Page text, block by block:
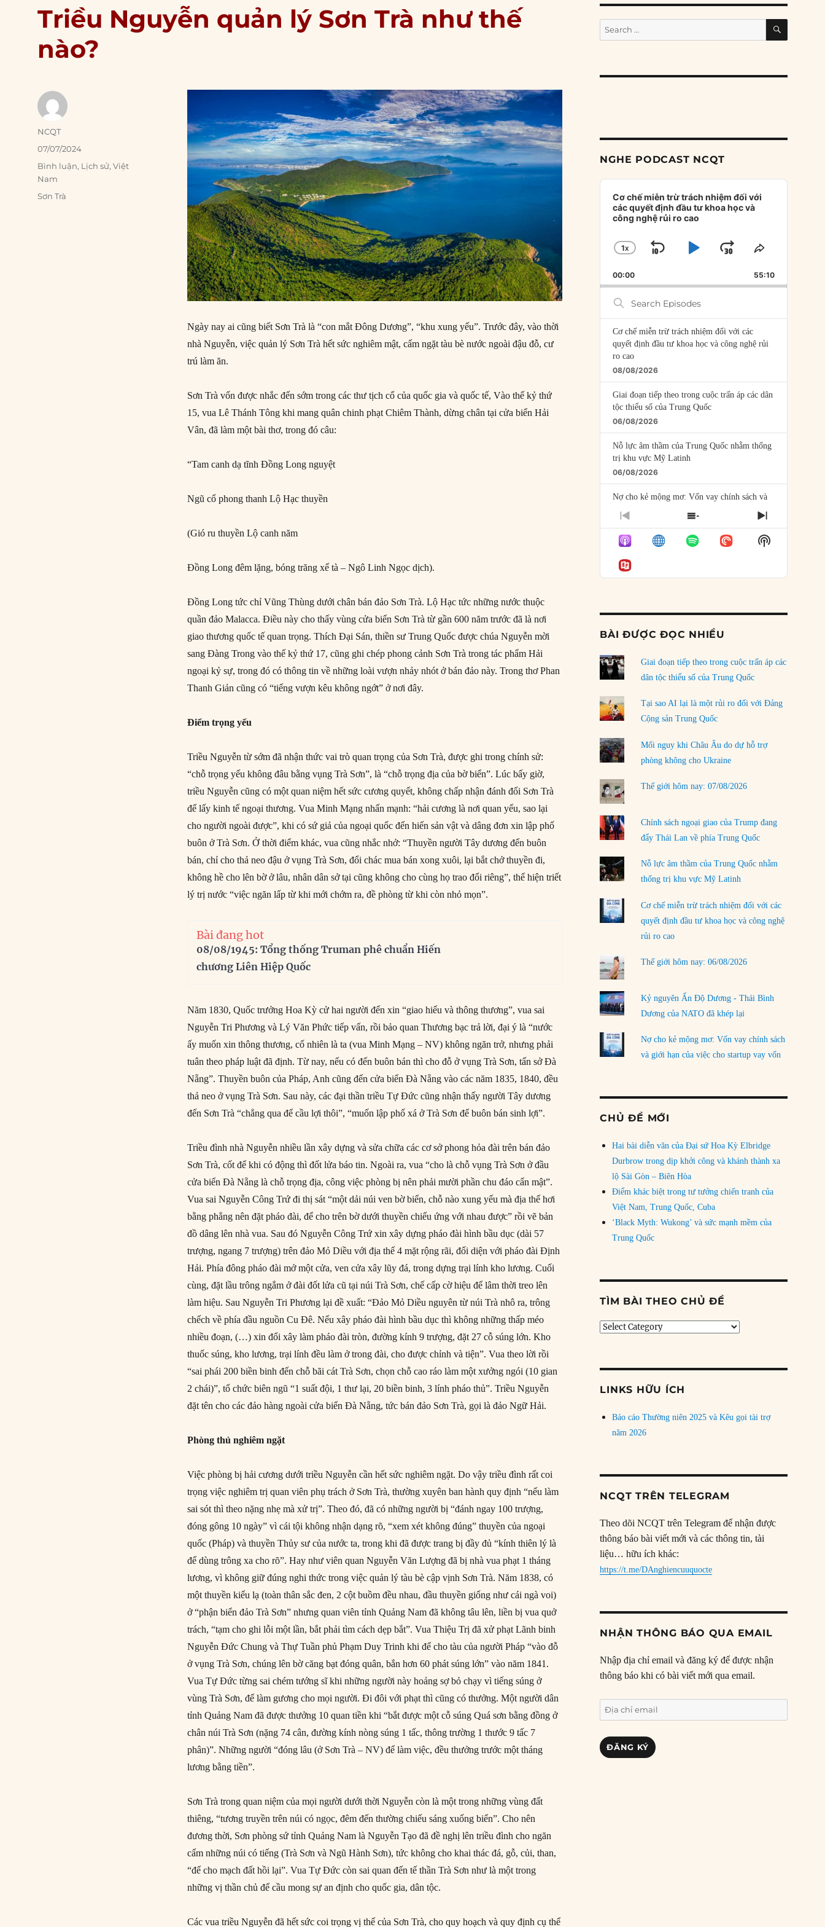
Triều Nguyễn quản lý Sơn Trà như thế
nào?
Ngày nay ai cũng biết Sơn Trà là “con mắt Đông Dương”, “khu xung yếu”. Trước đây, vào thời
nhà Nguyễn, việc quản lý Sơn Trà hết sức nghiêm mật, cấm ngặt tàu bè nước ngoài đậu đỗ, cư
trú làm ăn.
Sơn Trà vốn được nhắc đến sớm trong các thư tịch cổ của quốc gia và quốc tế, Vào thế kỷ thứ
15, vua Lê Thánh Tông khi mang quân chinh phạt Chiêm Thành, dừng chân tại cửa biển Hải
Vân, đã làm một bài thơ, trong đó câu:
“Tam canh dạ tĩnh Đồng Long nguyệt
Ngũ cổ phong thanh Lộ Hạc thuyền
(Gió ru thuyền Lộ canh năm
Đồng Long đêm lặng, bóng trăng xế tà – Ngô Linh Ngọc dịch).
Đồng Long tức chỉ Vũng Thùng dưới chân bán đảo Sơn Trà. Lộ Hạc tức những nước thuộc
quần đảo Malacca. Điều này cho thấy vùng cửa biển Sơn Trà từ gần 600 năm trước đã là nơi
giao thương quốc tế quan trọng. Thích Đại Sán, thiền sư Trung Quốc được chúa Nguyễn mời
sang Đàng Trong vào thế kỷ thứ 17, cũng ghi chép phong cảnh Sơn Trà trong tác phẩm Hải
ngoại kỷ sự, trong đó có thông tin về những loài vượn nhảy nhót ở bán đảo này. Trong thơ Phan
Thanh Giản cũng có “tiếng vượn kêu không ngớt” ở nơi đây.
Điểm trọng yếu
Triều Nguyễn từ sớm đã nhận thức vai trò quan trọng của Sơn Trà, được ghi trong chính sử:
“chỗ trọng yếu không đâu bằng vụng Trà Sơn”, là “chỗ trọng địa của bờ biển”. Lúc bấy giờ,
triều Nguyễn cũng có một quan niệm hết sức cương quyết, không chấp nhận đánh đổi Sơn Trà
để lấy kinh tế ngoại thương. Vua Minh Mạng nhấn mạnh: “hải cương là nơi quan yếu, sao lại
cho người ngoài được”, khi có sứ giả của ngoại quốc đến hiến sản vật và dâng đơn xin lập phố
buôn ở Trà Sơn. Ở thời điểm khác, vua cũng nhắc nhở: “Thuyền người Tây dương đến buôn
bán, chỉ cho thả neo đậu ở vụng Trà Sơn, đổi chác mua bán xong xuôi, lại bắt chở thuyền đi,
không hề cho lên bờ ở lâu, nhân dân sở tại cũng không cho cùng họ trao đổi riêng”, thể hiện triết
lý trị nước “việc ngăn lấp từ khi mới chớm ra, đề phòng từ khi còn nhỏ mọn”.
Bài đang hot
08/08/1945: Tổng thống Truman phê chuẩn Hiến
chương Liên Hiệp Quốc
Năm 1830, Quốc trưởng Hoa Kỳ cử hai người đến xin “giao hiếu và thông thương”, vua sai
Nguyễn Tri Phương và Lý Văn Phức tiếp vấn, rồi bảo quan Thương bạc trả lời, đại ý là “nước
ấy muốn xin thông thương, cố nhiên là ta (vua Minh Mạng – NV) không ngăn trở, nhưng phải
tuân theo pháp luật đã định. Từ nay, nếu có đến buôn bán thì cho đỗ ở vụng Trà Sơn, tấn sở Đà
Nẵng”. Thuyền buôn của Pháp, Anh cũng đến cửa biển Đà Nẵng vào các năm 1835, 1840, đều
thả neo ở vụng Trà Sơn. Sau này, các đại thần triều Tự Đức cũng nhận thấy người Tây dương
đến Sơn Trà “chẳng qua để cầu lợi thôi”, “muốn lập phố xá ở Trà Sơn để buôn bán sinh lợi”.
Triều đình nhà Nguyễn nhiều lần xây dựng và sửa chữa các cơ sở phong hỏa đài trên bán đảo
Sơn Trà, cốt để khi có động thì đốt lửa báo tin. Ngoài ra, vua “cho là chỗ vụng Trà Sơn ở đầu
cửa biển Đà Nẵng là chỗ trọng địa, công việc phòng bị nên phải mười phần chu đáo cẩn mật”.
Vua sai Nguyễn Công Trứ đi thị sát “một dải núi ven bờ biển, chỗ nào xung yếu mà địa thế hơi
bằng phẳng nên đặt pháo đài, để cho trên bờ dưới thuyền chiếu ứng với nhau được” rồi vẽ bản
đồ dâng lên nhà vua. Sau đó Nguyễn Công Trứ xin xây dựng pháo đài hình bầu dục (dài 57
trượng, ngang 7 trượng) trên đảo Mỏ Diều với địa thế 4 mặt rộng rãi, đối diện với pháo đài Định
Hải. Phía đông pháo đài mở một cửa, ven cửa xây lũy đá, trong dựng trại lính kho lương. Cuối
cùng, đặt lầu trông ngắm ở đài đốt lửa cũ tại núi Trà Sơn, chế cấp cờ hiệu để lâm thời treo lên
làm hiệu. Sau Nguyễn Tri Phương lại đề xuất: “Đảo Mỏ Diều nguyên từ núi Trà nhô ra, trông
chếch về phía đầu nguồn Cu Đê. Nếu xây pháo đài hình bầu dục thì không những thấp méo
nhiều đoạn, (…) xin đổi xây làm pháo đài tròn, đường kính 9 trượng, đặt 27 cỗ súng lớn. Kho
thuốc súng, kho lương, trại lính đều làm ở trong đài, cho được chỉnh và tiện”. Vua theo lời rồi
“sai phái 200 biền binh đến chỗ bãi cát Trà Sơn, chọn chỗ cao ráo làm một xưởng ngói (10 gian
2 chái)”, tổ chức biên ngũ “1 suất đội, 1 thư lại, 20 biền binh, 3 lính pháo thủ”. Triều Nguyễn
đặt tên cho các đảo hàng ngoài cửa biển Đà Nẵng, tức bán đảo Sơn Trà, gọi là đảo Ngữ Hải.
Phòng thủ nghiêm ngặt
Việc phòng bị hải cương dưới triều Nguyễn cần hết sức nghiêm ngặt. Do vậy triều đình rất coi
trọng việc nghiêm trị quan viên phụ trách ở Sơn Trà, thường xuyên ban hành quy định “nếu làm
sai sót thì theo nặng nhẹ mà xử trị”. Theo đó, đã có những người bị “đánh ngay 100 trượng,
đóng gông 10 ngày” vì cái tội không nhận dạng rõ, “xem xét không đúng” thuyền của ngoại
quốc (Pháp) và thuyền Thủy sư của nước ta, trong khi đã được trang bị đầy đủ “kính thiên lý là
để dùng trông xa cho rõ”. Hay như viên quan Nguyễn Văn Lượng đã bị nhà vua phạt 1 tháng
lương, vì không giữ đúng nghi thức trong việc quản lý tàu bè cập vịnh Sơn Trà. Năm 1838, có
một thuyền kiểu lạ (toàn thân sắc đen, 2 cột buồm đều nhau, đầu thuyền giống như cái ngà voi)
ở “phận biển đảo Trà Sơn” nhưng quan viên tỉnh Quảng Nam đã không tâu lên, liền bị vua quở
trách, “tạm cho ghi lỗi một lần, bắt phải tìm cách dẹp bắt”. Vua Thiệu Trị đã xử phạt Lãnh binh
Nguyễn Đức Chung và Thự Tuần phủ Phạm Duy Trinh khi để cho tàu của người Pháp “vào đỗ
ở vụng Trà Sơn, chúng lên bờ căng bạt đóng quân, bắn hơn 60 phát súng lớn” vào năm 1841.
Vua Tự Đức từng sai chém tướng sĩ khi những người này hoảng sợ bỏ chạy vì tiếng súng ở
vùng Trà Sơn, để làm gương cho mọi người. Đi đôi với phạt thì cũng có thưởng. Một người dân
tỉnh Quảng Nam đã được thưởng 10 quan tiền khi “bắt được một cỗ súng Quá sơn bằng đồng ở
chân núi Trà Sơn (nặng 74 cân, đường kính nòng súng 1 tấc, thông trường 1 thước 9 tấc 7
phân)”. Những người “đóng lâu (ở Sơn Trà – NV) để làm việc, đều thưởng trước một tháng
lương bằng tiền”.
Sơn Trà trong quan niệm của mọi người dưới thời Nguyễn còn là một trong những vùng đất
thiêng, “tương truyền trên núi có ngọc, đêm đến thường chiếu sáng xuống biển”. Cho nên
đương thời, Sơn phòng sứ tỉnh Quảng Nam là Nguyễn Tạo đã đề nghị lên triều đình cho ngăn
cấm những núi có tiếng (Trà Sơn và Ngũ Hành Sơn), tức không cho khai thác đá, gỗ, củi, than,
“để cho mạch đất hồi lại”. Vua Tự Đức còn sai quan đến tế thần Trà Sơn như là một trong
những vị thần chủ để cầu mong sự an định cho quốc gia, dân tộc.
Các vua triều Nguyễn đã hết sức coi trọng vị thế của Sơn Trà, cho quy hoạch và quy định cụ thể
Author
NCQT
Posted
on
07/07/2024
Categories
Bình luận, Lịch sử,Việt
Nam
Tags
Sơn Trà
Search
for:
SEARCH
NGHE PODCAST NCQT
Audio
Player
Cơ chế miễn trừ trách nhiệm đối với
các quyết định đầu tư khoa học và
công nghệ rủi ro cao
CHANGE
RATE
1X
SKIP
BACKWARD
PLAYJUMP
FORWARD
SHARE
EPISODE
00:00 55:10
Search
Episodes
Cơ chế miễn trừ trách nhiệm đối với các
quyết định đầu tư khoa học và công nghệ rủi
ro cao
08/08/2026
Giai đoạn tiếp theo trong cuộc trấn áp các dân
tộc thiểu số của Trung Quốc
06/08/2026
Nỗ lực âm thầm của Trung Quốc nhằm thống
trị khu vực Mỹ Latinh
06/08/2026
Nợ cho kẻ mộng mơ: Vốn vay chính sách và
giới hạn của việc cho startup vay vốn
Mỹ Latinh đang trở thành “phòng thí nghiệm”
của phe cánh hữu mới
04/08/2026
Ngoại trưởng Nhật Bản?
Dương
03/08/2026
Đặt cược vào thất bại: Các quỹ đầu tư mạo
hiểm quốc gia và khía cạnh chính trị của vốn
02/08/2026
Làm thế nào để kết thúc Chiến tranh Iran?
01/08/2026
Chiến lược kế tiếp của Bắc Kinh ở Biển Đông
31/07/2026
LOAD MORE
PREVIOUS
EPISODE
SHOW
EPISODES
LIST
NEXT
EPISODE
Show
Podcast
BÀI ĐƯỢC ĐỌC NHIỀU
Giai đoạn tiếp theo trong cuộc trấn áp các
dân tộc thiểu số của Trung Quốc
Tại sao AI lại là một rủi ro đối với Đảng
Cộng sản Trung Quốc
Mối nguy khi Châu Âu do dự hỗ trợ
phòng không cho Ukraine
Thế giới hôm nay: 07/08/2026
Chính sách ngoại giao của Trump đang
đẩy Thái Lan về phía Trung Quốc
Nỗ lực âm thầm của Trung Quốc nhằm
thống trị khu vực Mỹ Latinh
Cơ chế miễn trừ trách nhiệm đối với các
quyết định đầu tư khoa học và công nghệ
rủi ro cao
Thế giới hôm nay: 06/08/2026
Kỷ nguyên Ấn Độ Dương - Thái Bình
Dương của NATO đã khép lại
Nợ cho kẻ mộng mơ: Vốn vay chính sách
và giới hạn của việc cho startup vay vốn
CHỦ ĐỀ MỚI
Hai bài diễn văn của Đại sứ Hoa Kỳ Elbridge
Durbrow trong dịp khởi công và khánh thành xa
lộ Sài Gòn – Biên Hòa
Điểm khác biệt trong tư tưởng chiến tranh của
Việt Nam, Trung Quốc, Cuba
‘Black Myth: Wukong’ và sức mạnh mềm của
Trung Quốc
TÌM BÀI THEO CHỦ ĐỀ
Tìm
LINKS HỮU ÍCH
Báo cáo Thường niên 2025 và Kêu gọi tài trợ
năm 2026
NCQT TRÊN TELEGRAM
Theo dõi NCQT trên Telegram để nhận được
thông báo bài viết mới và các thông tin, tài
liệu… hữu ích khác:
https://t.me/DAnghiencuuquocte
NHẬN THÔNG BÁO QUA EMAIL
Nhập địa chỉ email và đăng ký để được nhận
thông báo khi có bài viết mới qua email.
Địa
chỉ
email
ĐĂNG KÝ